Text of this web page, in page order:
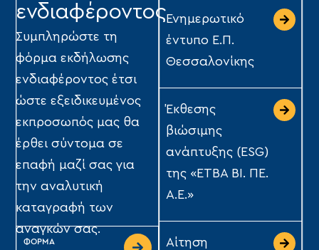
ενδιαφέροντος
Συμπληρώστε τη
φόρμα εκδήλωσης
ενδιαφέροντος έτσι
ώστε εξειδικευμένος
εκπροσωπός μας θα
έρθει σύντομα σε
επαφή μαζί σας για
την αναλυτική
καταγραφή των
αναγκών σας.
ΦΟΡΜΑ
Ενημερωτικό
έντυπο Ε.Π.
Θεσσαλονίκης
Έκθεσης
βιώσιμης
ανάπτυξης (ESG)
της «ΕΤΒΑ ΒΙ. ΠΕ.
Α.Ε.»
Αίτηση